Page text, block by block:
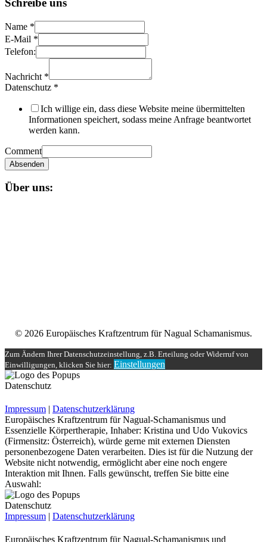
Schreibe uns
Name *
E-Mail *
Telefon:
Nachricht *
Datenschutz *
Ich willige ein, dass diese Website meine übermittelten
Informationen speichert, sodass meine Anfrage beantwortet
werden kann.
Comment
Absenden
Über uns:
© 2026 Europäisches Kraftzentrum für Nagual Schamanismus.
Zum Ändern Ihrer Datenschutzeinstellung, z.B. Erteilung oder Widerruf von
Einwilligungen, klicken Sie hier: Einstellungen
Datenschutz
Impressum | Datenschutzerklärung
Europäisches Kraftzentrum für Nagual-Schamanismus und
Essenzielle Körpertherapie, Inhaber: Kristina und Udo Vukovics
(Firmensitz: Österreich), würde gerne mit externen Diensten
personenbezogene Daten verarbeiten. Dies ist für die Nutzung der
Website nicht notwendig, ermöglicht aber eine noch engere
Interaktion mit Ihnen. Falls gewünscht, treffen Sie bitte eine
Auswahl:
Datenschutz
Impressum | Datenschutzerklärung
Europäisches Kraftzentrum für Nagual-Schamanismus und